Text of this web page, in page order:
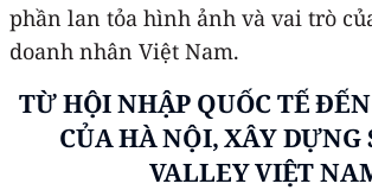
phần lan tỏa hình ảnh và vai trò
doanh nhân Việt Nam.
TỪ HỘI NHẬP QUỐC TẾ
CỦA HÀ NỘI, XÂY DỰNG
VALLEY VIỆT